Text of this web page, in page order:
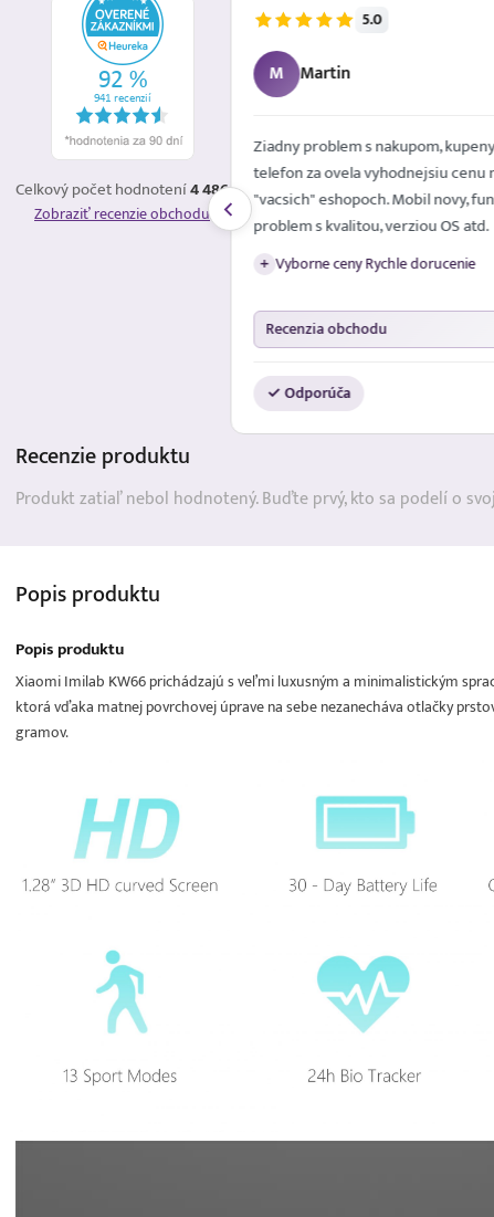
Celkový počet hodnotení4 486
Zobraziť recenzie obchodu
5.8.2026
Spokojna
5.0
M Martin
Ziadny problem s nakupom,
telefon za ovela vyhodnejsiu cenu
"vacsich" eshopoch. Mobil novy,
problem s kvalitou, verziou OS atd.
+ Vyborne ceny Rychle dorucenie
Recenzia obchodu
✓ Odporúča
Recenzieproduktu
Produkt zatiaľ nebol hodnotený. Buďte prvý, kto sa podelí o
Popisproduktu
Popis produktu
Xiaomi Imilab KW66 prichádzajú s veľmi luxusným a minimalistickým
ktorá vďaka matnej povrchovej úprave na sebe nezanecháva otlačky
gramov.